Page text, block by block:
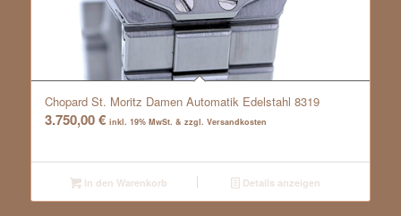
Chopard St. Moritz Damen Automatik Edelstahl 8319
3.750,00€ inkl. 19% MwSt. & zzgl. Versandkosten
In den Warenkorb Details anzeigen